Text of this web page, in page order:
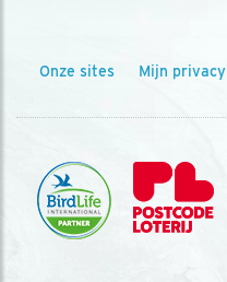
Onze sites Mijn privacy